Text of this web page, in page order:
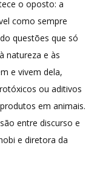
o oposto: a
como sempre
questões que só
natureza e às
e vivem dela,
ou aditivos
em animais.
entre discurso e
e diretora da